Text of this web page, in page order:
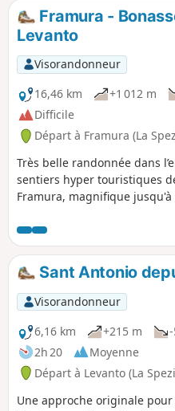
particulier, le retour à
sentier côtier (SVA).
Framura -
Levanto
Visorandonneur
16,46 km
+1 012 m
Difficile
Départ à Framura (La
Très belle randonnée dans
sentiers hyper touristiques
Framura, magnifique
Sant Antonio
Visorandonneur
6,16 km
+215 m
2h 20
Moyenne
Départ à Levanto (La
Une approche originale